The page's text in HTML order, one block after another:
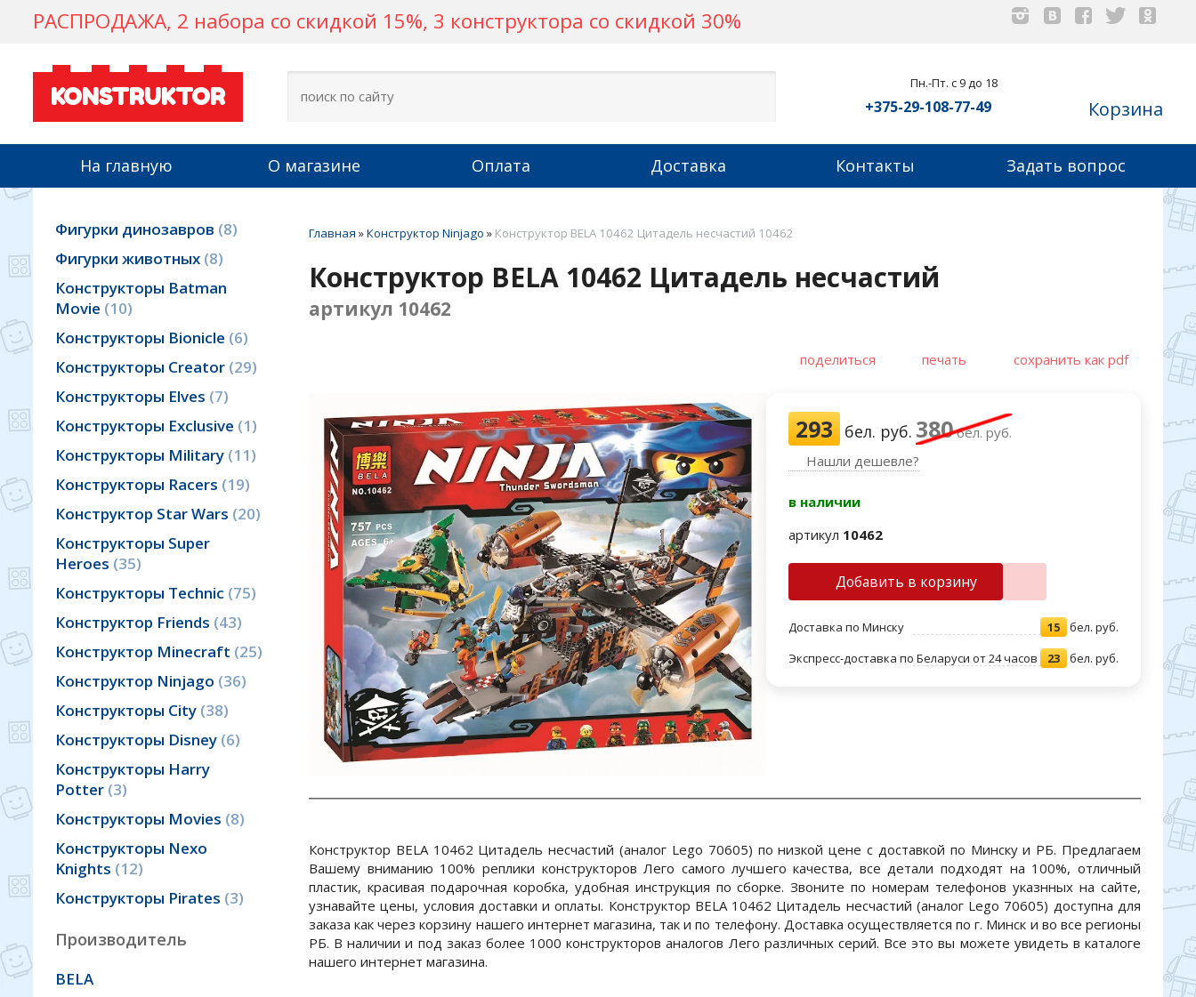
РАСПРОДАЖА, 2 набора со скидкой 15%, 3 конструктора со скидкой 30%
KONSTRUKTOR Пн.-Пт. с 9 до 18
+375-29-108-77-49 Корзина
На главную О магазине Оплата Доставка Контакты Задать вопрос
Фигурки динозавров 8
Фигурки животных 8
Конструкторы Batman
Movie 10
Конструкторы Bionicle 6
Конструкторы Creator 29
Конструкторы Elves 7
Конструкторы Exclusive 1
Конструкторы Military 11
Конструкторы Racers 19
Конструктор Star Wars 20
Конструкторы Super
Heroes 35
Конструкторы Technic 75
Конструктор Friends 43
Конструктор Minecraft 25
Конструктор Ninjago 36
Конструкторы City 38
Конструкторы Disney 6
Конструкторы Harry
Potter 3
Конструкторы Movies 8
Конструкторы Nexo
Knights 12
Конструкторы Pirates 3
Производитель
BELA
Главная »Конструктор Ninjago » Конструктор BELA 10462 Цитадель несчастий 10462
Конструктор BELA 10462 Цитадель несчастий
артикул 10462
поделиться печать сохранить как pdf
293 бел. руб. 380бел. руб.
Нашли дешевле?
в наличии
артикул 10462
Добавить в корзину
Доставка по Минску 15
бел. руб.
Экспресс-доставка по Беларуси от 24 часов
23 бел. руб.
Конструктор BELA 10462 Цитадель несчастий (аналог Lego 70605) по низкой цене с доставкой по Минску и РБ. Предлагаем
Вашему вниманию 100% реплики конструкторов Лего самого лучшего качества, все детали подходят на 100%, отличный
пластик, красивая подарочная коробка, удобная инструкция по сборке. Звоните по номерам телефонов указнных на сайте,
узнавайте цены, условия доставки и оплаты. Конструктор BELA 10462 Цитадель несчастий (аналог Lego 70605) доступна для
заказа как через корзину нашего интернет магазина, так и по телефону. Доставка осуществляется по г. Минск и во все регионы
РБ. В наличии и под заказ более 1000 конструкторов аналогов Лего различных серий. Все это вы можете увидеть в каталоге
нашего интернет магазина.